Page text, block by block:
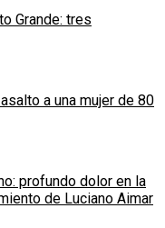
Grande: tres
a una mujer de 80
profundo dolor en la
de Luciano Aimar